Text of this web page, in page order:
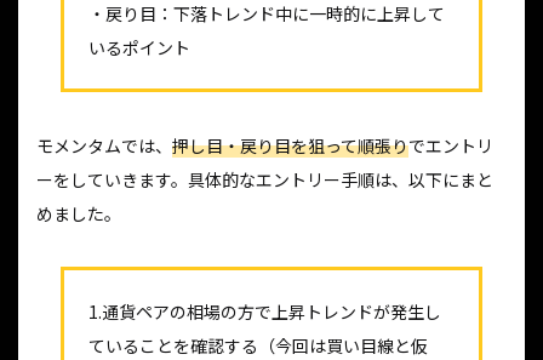
・戻り目：下落トレンド中に一時的に上昇して
いるポイント
モメンタムでは、 押し目・戻り目を狙って順張りでエントリ
ーをしていきます。具体的なエントリー手順は、以下にまと
めました。
1.通貨ペアの相場の方で上昇トレンドが発生し
ていることを確認する（今回は買い目線と仮